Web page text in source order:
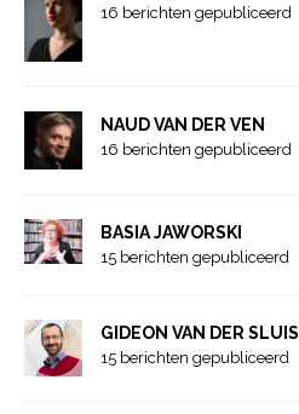
16 berichten gepubliceerd
NAUD VAN DER VEN
16 berichten gepubliceerd
BASIA JAWORSKI
15 berichten gepubliceerd
GIDEON VAN DER SLUIS
15 berichten gepubliceerd